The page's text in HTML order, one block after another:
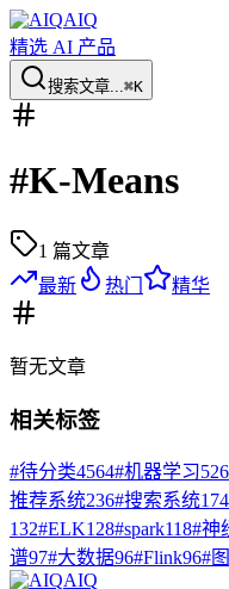
AIQ
精选 AI 产品
搜索文章...⌘K
#K-Means
1 篇文章
最新
热门 精华
暂无文章
相关标签
#待分类4564#机器学习526
推荐系统236#搜索系统174
132#ELK128#spark118#神
谱97#大数据96#Flink96#
AIQ